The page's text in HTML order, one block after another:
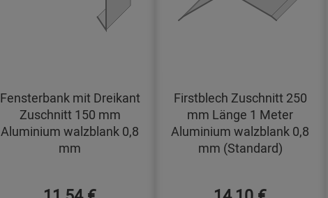
Fensterbank mit Dreikant
Zuschnitt 150 mm
Aluminium walzblank 0,8
mm
Firstblech Zuschnitt 250
mm Länge 1 Meter
Aluminium walzblank 0,8
mm (Standard)